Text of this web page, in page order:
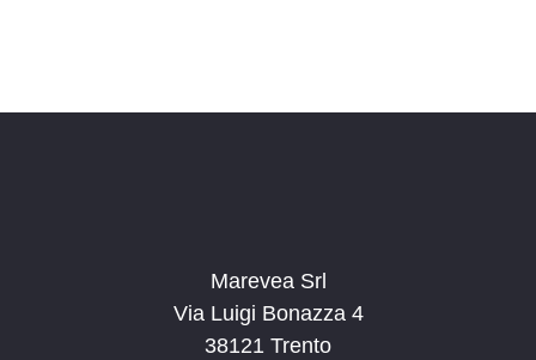
Marevea Srl
Via Luigi Bonazza 4
38121 Trento